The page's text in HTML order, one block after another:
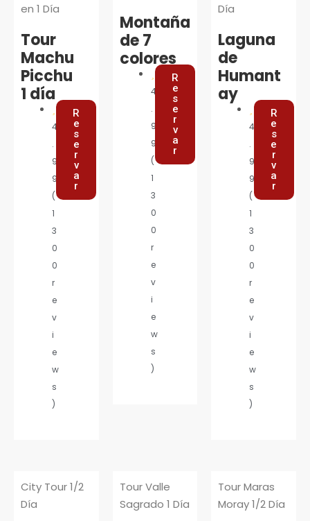
en 1 Día
Tour
Machu
Picchu
1 día
4
.
9
9
(
1
3
0
0
r
e
v
i
e
w
s
)
R
e
s
e
r
v
a
r
Montaña
de 7
colores
4
.
9
9
(
1
3
0
0
r
e
v
i
e
w
s
)
R
e
s
e
r
v
a
r
Día
Laguna
de
Humant
ay
4
.
9
9
(
1
3
0
0
r
e
v
i
e
w
s
)
R
e
s
e
r
v
a
r
City Tour 1/2
Día
Tour Valle
Sagrado 1 Día
Tour Maras
Moray 1/2 Día